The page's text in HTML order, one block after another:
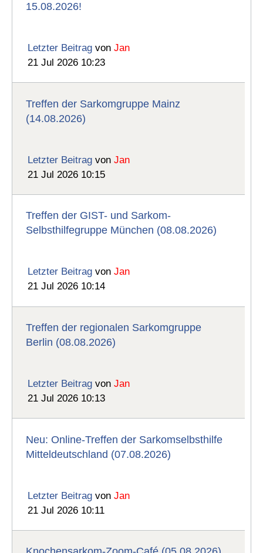
15.08.2026!
Letzter Beitrag vonJan
21 Jul 2026 10:23
Treffen der Sarkomgruppe Mainz
(14.08.2026)
Letzter Beitrag vonJan
21 Jul 2026 10:15
Treffen der GIST- und Sarkom-
Selbsthilfegruppe München (08.08.2026)
Letzter Beitrag vonJan
21 Jul 2026 10:14
Treffen der regionalen Sarkomgruppe
Berlin (08.08.2026)
Letzter Beitrag vonJan
21 Jul 2026 10:13
Neu: Online-Treffen der Sarkomselbsthilfe
Mitteldeutschland (07.08.2026)
Letzter Beitrag vonJan
21 Jul 2026 10:11